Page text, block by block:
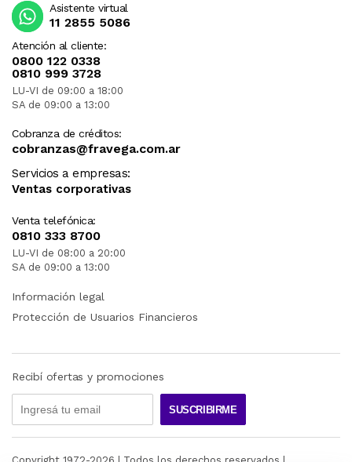
Atención al cliente:
0800 122 0338
0810 999 3728
LU-VI de 09:00 a 18:00
SA de 09:00 a 13:00
Cobranza de créditos:
cobranzas@fravega.com.ar
Servicios a empresas:
Ventas corporativas
Venta telefónica:
0810 333 8700
LU-VI de 08:00 a 20:00
SA de 09:00 a 13:00
Asistente virtual
11 2855 5086
Información legal
Protección de Usuarios Financieros
Recibí ofertas y promociones
SUSCRIBIRME